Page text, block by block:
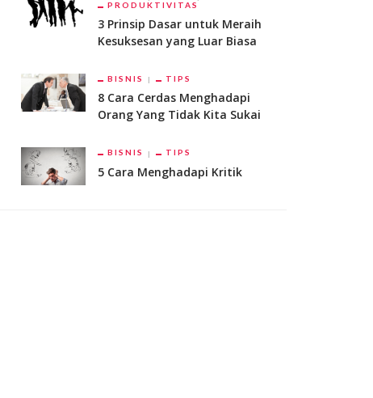
PRODUKTIVITAS
3 Prinsip Dasar untuk Meraih
Kesuksesan yang Luar Biasa
BISNIS TIPS
8 Cara Cerdas Menghadapi
Orang Yang Tidak Kita Sukai
BISNIS TIPS
5 Cara Menghadapi Kritik